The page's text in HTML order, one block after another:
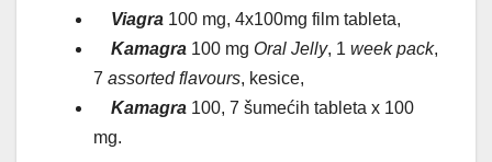
Viagra 100 mg, 4x100mg film tableta,
Kamagra 100 mg Oral Jelly, 1 week pack,
7 assorted flavours, kesice,
Kamagra 100, 7 šumećih tableta x 100
mg.